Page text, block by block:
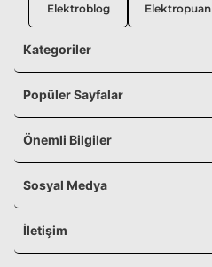
Elektroblog Elektropuan
Kategoriler
Popüler Sayfalar
Önemli Bilgiler
Sosyal Medya
İletişim